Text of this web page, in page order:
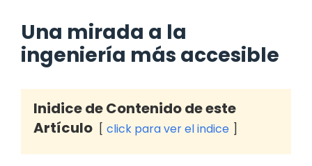
Una mirada a la
ingeniería más accesible
Inidice de Contenido de este
Artículo
click para ver el indice